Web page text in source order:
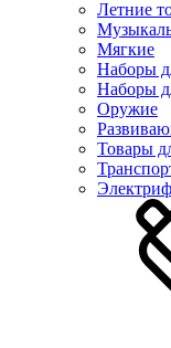
Летние
Мягкие
Наборы
Наборы
Оружие
Товары